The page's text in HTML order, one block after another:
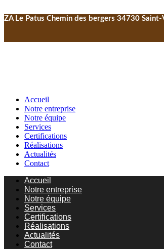
ZA Le Patus Chemin des bergers 34730
Accueil
Notre entreprise
Notre équipe
Services
Certifications
Réalisations
Actualités
Contact
Accueil
Notre entreprise
Notre équipe
Services
Certifications
Réalisations
Actualités
Contact